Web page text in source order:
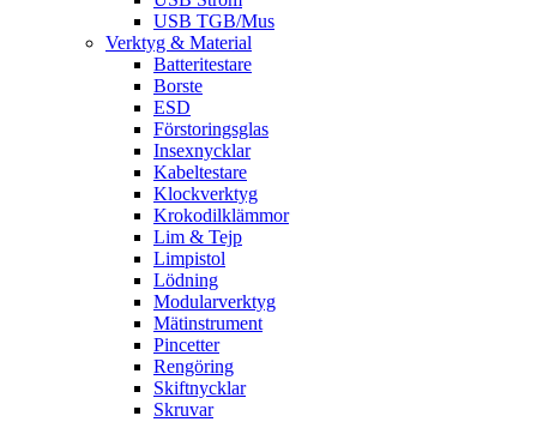
USB TGB/Mus
Verktyg & Material
Batteritestare
Borste
ESD
Förstoringsglas
Insexnycklar
Kabeltestare
Klockverktyg
Krokodilklämmor
Lim & Tejp
Limpistol
Lödning
Modularverktyg
Mätinstrument
Pincetter
Rengöring
Skiftnycklar
Skruvar